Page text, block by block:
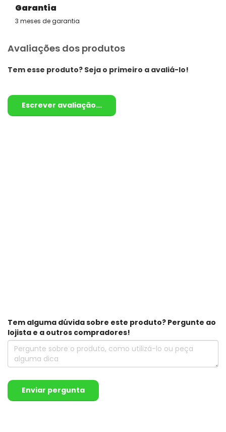
Garantia
3 meses de garantia
Avaliações dos produtos
Tem esse produto? Seja o primeiro a avaliá-lo!
Escrever avaliação...
Tem alguma dúvida sobre este produto? Pergunte ao
lojista e a outros compradores!
Enviar pergunta